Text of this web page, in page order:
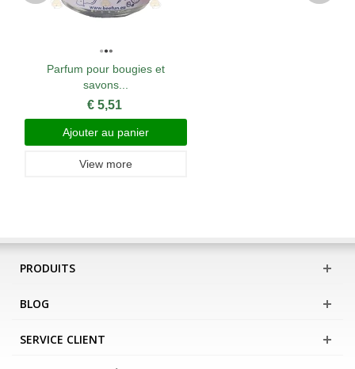
Parfum pour bougies et
savons...
€ 5,51
Ajouter au panier
View more
PRODUITS
BLOG
SERVICE CLIENT